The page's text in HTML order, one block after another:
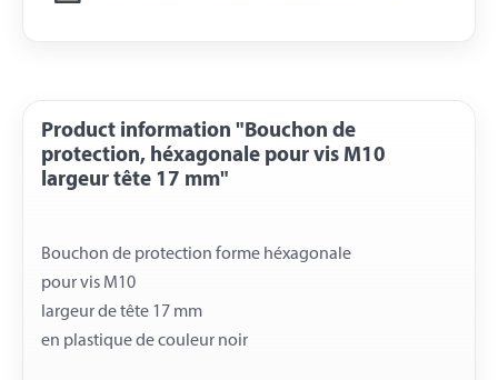
Product information "Bouchon de
protection, héxagonale pour vis M10
largeur tête 17 mm"
Bouchon de protection forme héxagonale
pour vis M10
largeur de tête 17 mm